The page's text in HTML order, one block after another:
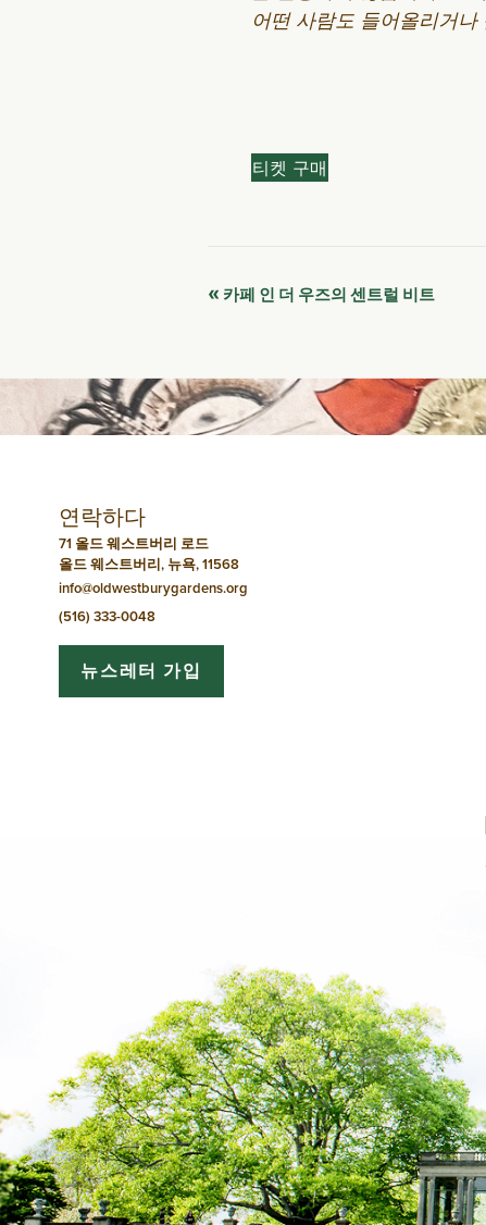
어떤 사람도 들어올리거나
티켓 구매
이
트
네
게
이
션
« 카페 인 더 우즈의 센트럴 비트
연락하다
71 올드 웨스트버리 로드
올드 웨스트버리, 뉴욕, 11568
info@oldwestburygardens.org
(516) 333-0048
뉴스레터 가입